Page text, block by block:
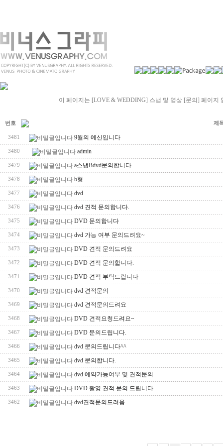
이 페이지는 [LOVE & WEDDING] 스냅 및 영상 [문의] 페이
번호 제
3481 9월의 예신입니다
3480 admin
3479 a스냅Bdvd문의합니다
3478 b형
3477 dvd
3476 dvd 견적 문의합니다.
3475 DVD 문의합니다
3474 dvd 가능 여부 문의드려요~
3473 DVD 견적 문의드려요
3472 DVD 견적 문의합니다.
3471 DVD 견적 부탁드립니다
3470 dvd 견적문의
3469 dvd 견적문의드려요
3468 DVD 견적요청드려요~
3467 DVD 문의드립니다.
3466 dvd 문의드립니다^^
3465 dvd 문의합니다.
3464 dvd 예약가능여부 및 견적문의
3463 DVD 촬영 견적 문의 드립니다.
3462 dvd견적문의드려욤